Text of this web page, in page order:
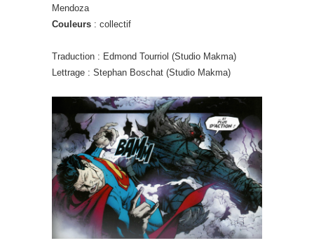
Mendoza
Couleurs : collectif
Traduction : Edmond Tourriol (Studio Makma)
Lettrage : Stephan Boschat (Studio Makma)